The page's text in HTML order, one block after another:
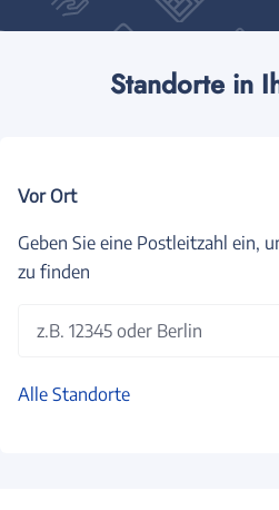
Standorte in
Vor Ort
Geben Sie eine Postleitzahl ein,
zu finden
z.B. 12345 oder Berlin
Alle Standorte